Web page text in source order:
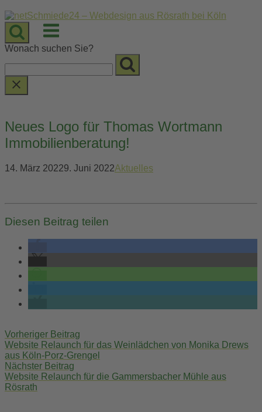
Skip
to
content
Menu
Wonach suchen Sie?
Neues Logo für Thomas Wortmann
Immobilienberatung!
14. März 20229. Juni 2022Aktuelles
Diesen Beitrag teilen
navigation
Vorheriger Beitrag
Website Relaunch für das Weinlädchen von Monika Drews
aus Köln-Porz-Grengel
Nächster Beitrag
Website Relaunch für die Gammersbacher Mühle aus
Rösrath